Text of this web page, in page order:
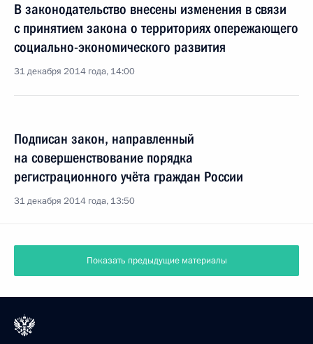
В законодательство внесены изменения в связи
с принятием закона о территориях опережающего
социально-экономического развития
31 декабря 2014 года, 14:00
Подписан закон, направленный
на совершенствование порядка
регистрационного учёта граждан России
31 декабря 2014 года, 13:50
Показать предыдущие материалы